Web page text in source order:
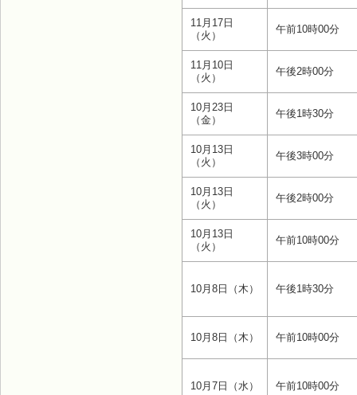
11月17日
（火）
午前10時00分
11月10日
（火）
午後2時00分
10月23日
（金）
午後1時30分
10月13日
（火）
午後3時00分
10月13日
（火）
午後2時00分
10月13日
（火）
午前10時00分
10月8日（木） 午後1時30分
10月8日（木） 午前10時00分
10月7日（水） 午前10時00分